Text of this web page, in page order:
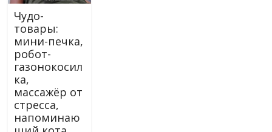
Чудо-
товары:
мини-печка,
робот-
газонокосил
ка,
массажёр от
стресса,
напоминаю